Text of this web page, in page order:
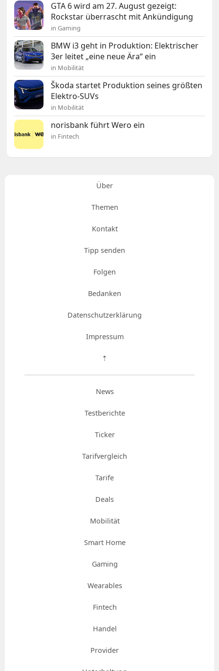
GTA 6 wird am 27. August gezeigt:
Rockstar überrascht mit Ankündigung
in Gaming
BMW i3 geht in Produktion: Elektrischer
3er leitet „eine neue Ära“ ein
in Mobilität
Škoda startet Produktion seines größten
Elektro-SUVs
in Mobilität
norisbank führt Wero ein
in Fintech
Über
Themen
Kontakt
Tipp senden
Folgen
Bedanken
Datenschutzerklärung
Impressum
⇡
News
Testberichte
Ticker
Tarifvergleich
Tarife
Deals
Mobilität
Smart Home
Gaming
Wearables
Fintech
Handel
Provider